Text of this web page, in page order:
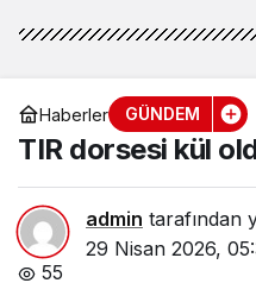
Haberler GÜNDEM
TIR dorsesi kül
admin tarafından
29 Nisan 2026,
55